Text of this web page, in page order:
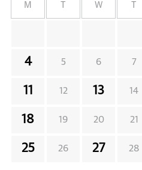
M W
4 5 6 7
11 12 13 14
18 19 20 21
25 26 27 28